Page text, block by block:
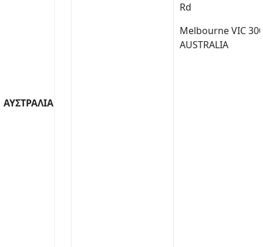
ΑΥΣΤΡΑΛΙΑ
Rd
Melbourne VIC
AUSTRALIA